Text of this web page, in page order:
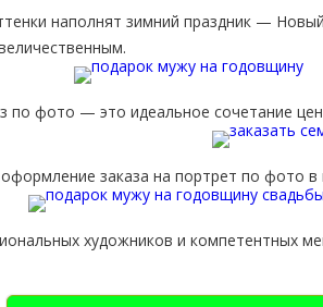
наполнят зимний праздник —
по фото — это идеальное сочетание
заказа на портрет по фото
художников и компетентных